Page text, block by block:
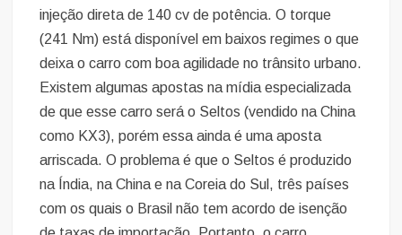
injeção direta de 140 cv de potência. O torque
(241 Nm) está disponível em baixos regimes o que
deixa o carro com boa agilidade no trânsito urbano.
Existem algumas apostas na mídia especializada
de que esse carro será o Seltos (vendido na China
como KX3), porém essa ainda é uma aposta
arriscada. O problema é que o Seltos é produzido
na Índia, na China e na Coreia do Sul, três países
com os quais o Brasil não tem acordo de isenção